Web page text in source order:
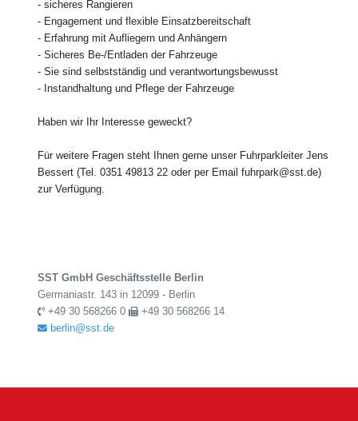
- sicheres Rangieren
- Engagement und flexible Einsatzbereitschaft
- Erfahrung mit Aufliegern und Anhängern
- Sicheres Be-/Entladen der Fahrzeuge
- Sie sind selbstständig und verantwortungsbewusst
- Instandhaltung und Pflege der Fahrzeuge
Haben wir Ihr Interesse geweckt?
Für weitere Fragen steht Ihnen gerne unser Fuhrparkleiter Jens
Bessert (Tel. 0351 49813 22 oder per Email fuhrpark@sst.de)
zur Verfügung.
SST GmbH Geschäftsstelle Berlin
Germaniastr. 143 in 12099 - Berlin
+49 30 568266 0
+49 30 568266 14
berlin@sst.de